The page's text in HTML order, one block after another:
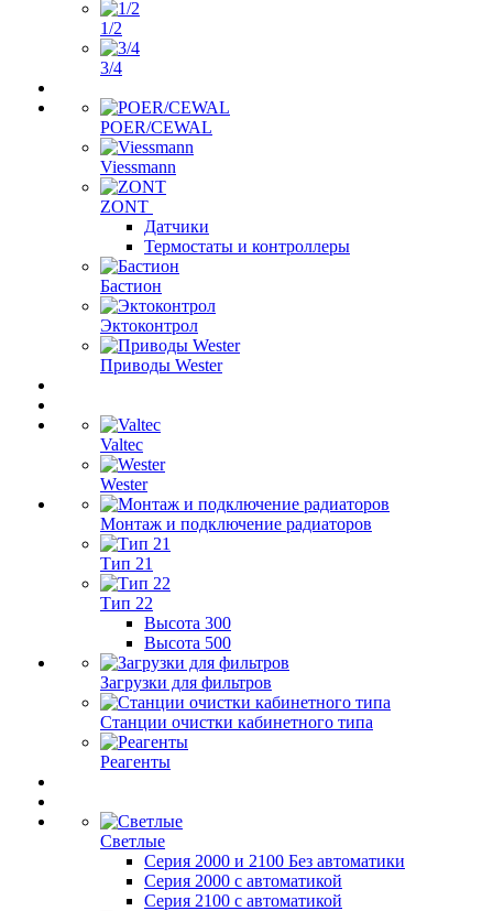
1/2
3/4
POER/CEWAL
Viessmann
ZONT
Датчики
Термостаты и контроллеры
Бастион
Эктоконтрол
Приводы Wester
Valtec
Wester
Монтаж и подключение радиаторов
Тип 21
Тип 22
Высота 300
Высота 500
Загрузки для фильтров
Станции очистки кабинетного типа
Реагенты
Светлые
Серия 2000 и 2100 Без автоматики
Серия 2000 с автоматикой
Серия 2100 с автоматикой